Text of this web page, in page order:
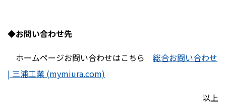
◆お問い合わせ先
ホームページお問い合わせはこちら 総合お問い合わせ
| 三浦工業 (mymiura.com)
以上